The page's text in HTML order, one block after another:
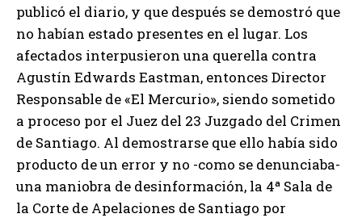
publicó el diario, y que después se demostró que
no habían estado presentes en el lugar. Los
afectados interpusieron una querella contra
Agustín Edwards Eastman, entonces Director
Responsable de «El Mercurio», siendo sometido
a proceso por el Juez del 23 Juzgado del Crimen
de Santiago. Al demostrarse que ello había sido
producto de un error y no -como se denunciaba-
una maniobra de desinformación, la 4ª Sala de
la Corte de Apelaciones de Santiago por